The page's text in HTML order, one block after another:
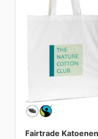
Fairtrade